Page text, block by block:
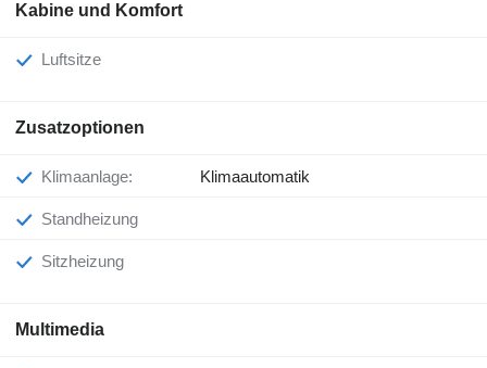
Kabine und Komfort
Luftsitze
Zusatzoptionen
Klimaanlage: Klimaautomatik
Standheizung
Sitzheizung
Multimedia